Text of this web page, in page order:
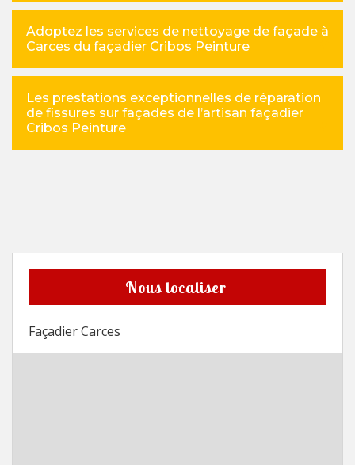
Adoptez les services de nettoyage de façade à
Carces du façadier Cribos Peinture
Les prestations exceptionnelles de réparation
de fissures sur façades de l’artisan façadier
Cribos Peinture
Nous localiser
Façadier Carces